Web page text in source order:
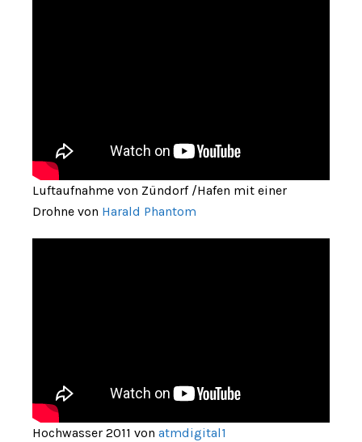
Luftaufnahme von Zündorf /Hafen mit einer
Drohne von Harald Phantom
Hochwasser 2011 von atmdigital1